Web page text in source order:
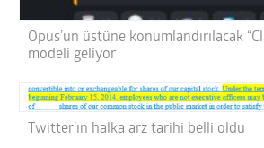
Opus’un üstüne konumlandırılacak
modeli geliyor
Twitter’ın halka arz tarihi belli oldu